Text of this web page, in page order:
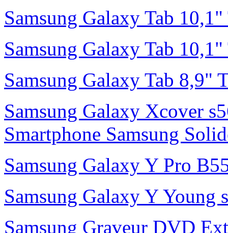
Samsung Galaxy Tab
Samsung Galaxy Tab
Samsung Galaxy Tab 8,9"
Samsung Galaxy Xcover
Smartphone Samsung
Samsung Galaxy Y Pro
Samsung Galaxy Y Young
Samsung Graveur DVD